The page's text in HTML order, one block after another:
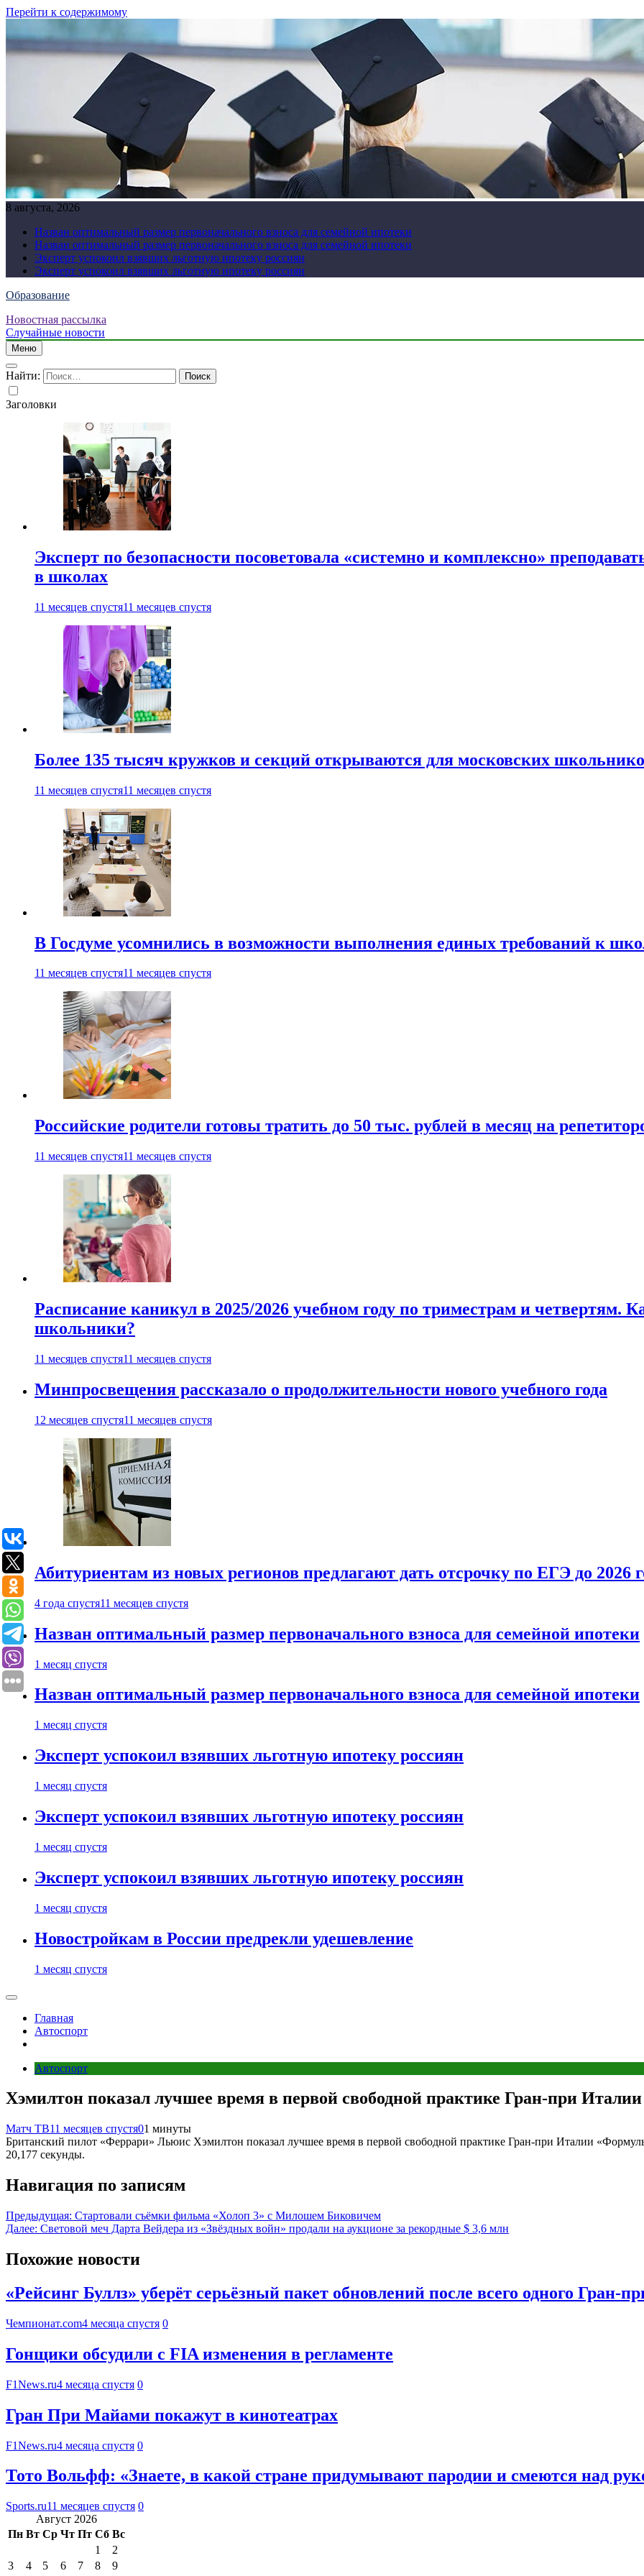
Перейти к содержимому
8 августа, 2026
Назван оптимальный размер первоначального взноса для семейной ипотеки
Назван оптимальный размер первоначального взноса для семейной ипотеки
Эксперт успокоил взявших льготную ипотеку россиян
Эксперт успокоил взявших льготную ипотеку россиян
Образование
Новостная рассылка
Случайные новости
Меню
Найти:
Заголовки
Эксперт по безопасности посоветовала «системно и комплексно»
в школах
11 месяцев спустя11 месяцев спустя
Более 135 тысяч кружков и секций открываются для московских
11 месяцев спустя11 месяцев спустя
В Госдуме усомнились в возможности выполнения единых требований к
11 месяцев спустя11 месяцев спустя
Российские родители готовы тратить до 50 тыс. рублей в месяц на
11 месяцев спустя11 месяцев спустя
Расписание каникул в 2025/2026 учебном году по триместрам и четвертям.
школьники?
11 месяцев спустя11 месяцев спустя
Минпросвещения рассказало о продолжительности нового учебного года
12 месяцев спустя11 месяцев спустя
Абитуриентам из новых регионов предлагают дать отсрочку по ЕГЭ до 2026
4 года спустя11 месяцев спустя
Назван оптимальный размер первоначального взноса для семейной ипотеки
1 месяц спустя
Назван оптимальный размер первоначального взноса для семейной ипотеки
1 месяц спустя
Эксперт успокоил взявших льготную ипотеку россиян
1 месяц спустя
Эксперт успокоил взявших льготную ипотеку россиян
1 месяц спустя
Эксперт успокоил взявших льготную ипотеку россиян
1 месяц спустя
Новостройкам в России предрекли удешевление
1 месяц спустя
Главная
Автоспорт
Автоспорт
Хэмилтон показал лучшее время в первой свободной практике Гран‑при
Матч ТВ11 месяцев спустя01 минуты
Британский пилот «Феррари» Льюис Хэмилтон показал лучшее время в первой свободной практике Гран‑при Италии
20,177 секунды.
Навигация по записям
Предыдущая: Стартовали съёмки фильма «Холоп 3» с Милошем Биковичем
Далее: Световой меч Дарта Вейдера из «Звёздных войн» продали на аукционе за рекордные $ 3,6 млн
Похожие новости
«Рейсинг Буллз» уберёт серьёзный пакет обновлений после всего одного Гран-
Чемпионат.com4 месяца спустя 0
Гонщики обсудили с FIA изменения в регламенте
F1News.ru4 месяца спустя 0
Гран При Майами покажут в кинотеатрах
F1News.ru4 месяца спустя 0
Тото Вольфф: «Знаете, в какой стране придумывают пародии и смеются над
Sports.ru11 месяцев спустя 0
Август 2026
Пн Вт Ср Чт Пт Сб Вс
1
2
3
4 5 6 7 8
9